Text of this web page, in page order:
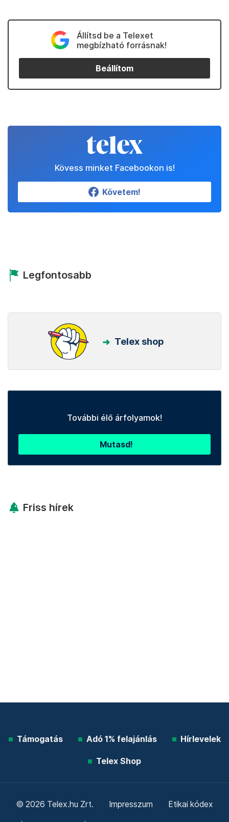
Állítsd be a Telexet
megbízható forrásnak!
Beállítom
Kövess minket Facebookon is!
Követem!
Legfontosabb
Telex shop
További élő árfolyamok!
Mutasd!
Friss hírek
Támogatás Adó 1% felajánlás Hírlevelek
Telex Shop
© 2026 Telex.hu Zrt. Impresszum Etikai kódex